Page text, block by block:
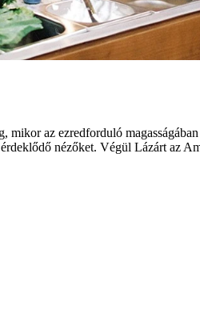
az ezredforduló
nézőket. Végül Lázárt az